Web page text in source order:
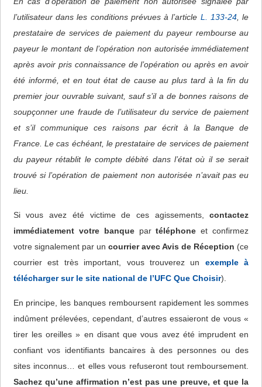
l’utilisateur dans les conditions prévues à l’article L. 133-24 , le
prestataire de services de paiement du payeur rembourse au
payeur le montant de l’opération non autorisée immédiatement
après avoir pris connaissance de l’opération ou après en avoir
été informé, et en tout état de cause au plus tard à la fin du
premier jour ouvrable suivant, sauf s’il a de bonnes raisons de
soupçonner une fraude de l’utilisateur du service de paiement
et s’il communique ces raisons par écrit à la Banque de
France. Le cas échéant, le prestataire de services de paiement
du payeur rétablit le compte débité dans l’état où il se serait
trouvé si l’opération de paiement non autorisée n’avait pas eu
lieu.
Si vous avez été victime de ces agissements,contactez
immédiatement votre banquepartéléphone et confirmez
votre signalement par un courrier avec Avis de Réception (ce
courrier est très important, vous trouverez un exemple à
télécharger sur le site national de l’UFC Que Choisir).
En principe, les banques remboursent rapidement les sommes
indûment prélevées, cependant, d’autres essaieront de vous «
tirer les oreilles » en disant que vous avez été imprudent en
confiant vos identifiants bancaires à des personnes ou des
sites inconnus… et elles vous refuseront tout remboursement.
Sachez qu’une affirmation n’est pas une preuve, et que la